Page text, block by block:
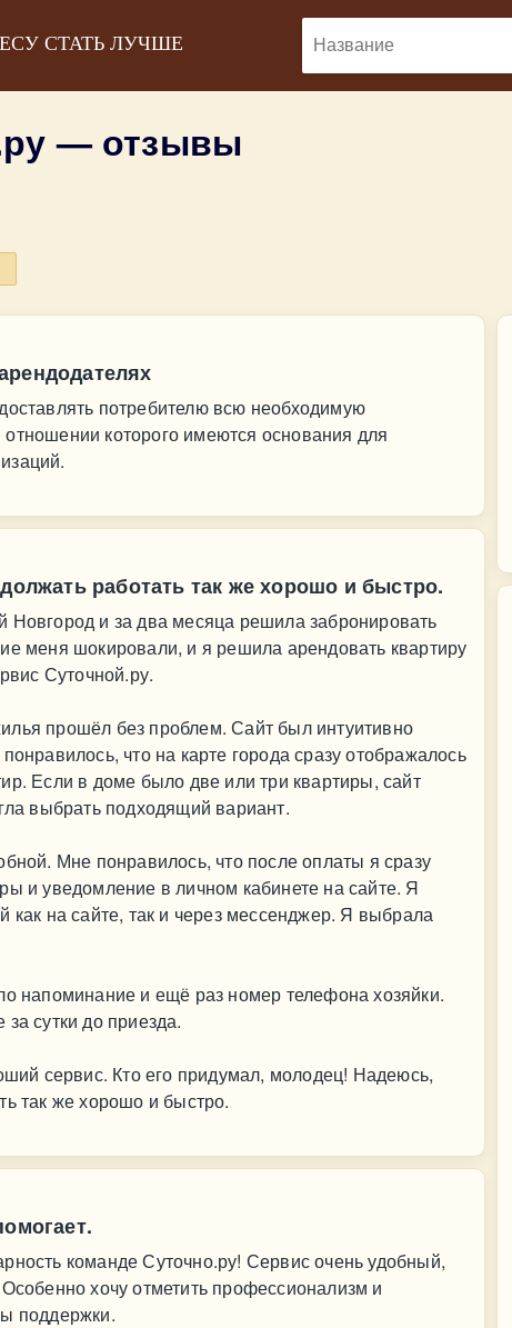
СТАТЬ ЛУЧШЕ
— отзывы
потребителю всю необходимую
которого имеются основания для
работать так же хорошо и быстро.
и за два месяца решила забронировать
меня шокировали, и я решила арендовать квартиру
Суточной.ру.
прошёл без проблем. Сайт был интуитивно
что на карте города сразу отображалось
Если в доме было две или три квартиры, сайт
выбрать подходящий вариант.
Мне понравилось, что после оплаты я сразу
и уведомление в личном кабинете на сайте. Я
как на сайте, так и через мессенджер. Я выбрала
напоминание и ещё раз номер телефона хозяйки.
сутки до приезда.
сервис. Кто его придумал, молодец! Надеюсь,
так же хорошо и быстро.
команде Суточно.ру! Сервис очень удобный,
хочу отметить профессионализм и
поддержки.